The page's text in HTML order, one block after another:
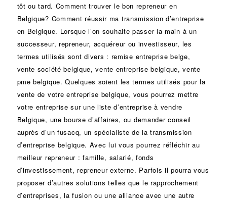
tôt ou tard. Comment trouver le bon repreneur en
Belgique? Comment réussir ma transmission d’entreprise
en Belgique. Lorsque l’on souhaite passer la main à un
successeur, repreneur, acquéreur ou investisseur, les
termes utilisés sont divers : remise entreprise belge,
vente société belgique, vente entreprise belgique, vente
pme belgique. Quelques soient les termes utilisés pour la
vente de votre entreprise belgique, vous pourrez mettre
votre entreprise sur une liste d’entreprise à vendre
Belgique, unebourse d’affaires, ou demander conseil
auprès d’un fusacq, un spécialiste de latransmission
d’entreprise belgique. Avec lui vous pourrez réfléchir au
meilleur repreneur :famille, salarié, fonds
d’investissement, repreneur externe. Parfois il pourra vous
proposer d’autres solutions telles que le rapprochement
d’entreprises, lafusion ou unealliance avec une autre